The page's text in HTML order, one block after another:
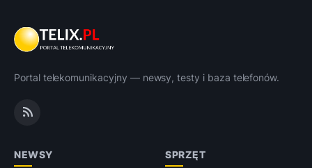
Portal telekomunikacyjny — newsy, testy i baza telefonów.
NEWSY SPRZĘT